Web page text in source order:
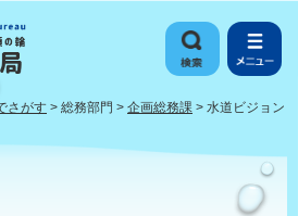
さがす > 総務部門 > 企画総務課 > 水道ビジョン